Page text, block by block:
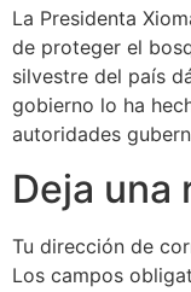
La Presidenta
de proteger el
silvestre del país
gobierno lo ha
autoridades
Deja una
Tu dirección de
Los campos